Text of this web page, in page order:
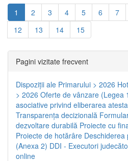
1 2 3 4 5 6 7
12
13 14 15
Pagini vizitate frecvent
Dispoziţii ale Primarului > 2026
> 2026 Oferte de vânzare (Legea
asociative privind eliberarea
Transparenţa decizională
dezvoltare durabilă Proiecte cu
Proiecte de hotărâre Deschiderea
(Anexa 2) DDI - Executori
online